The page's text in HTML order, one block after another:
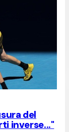
del
inverse..."